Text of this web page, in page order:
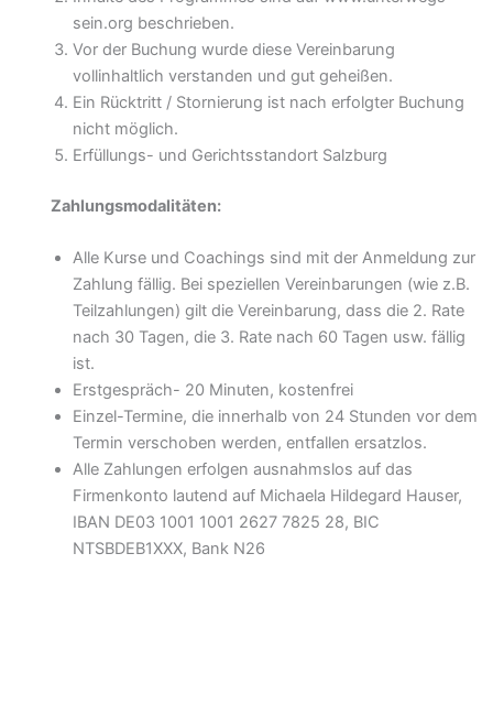
sein.org beschrieben.
Vor der Buchung wurde diese Vereinbarung
vollinhaltlich verstanden und gut geheißen.
Ein Rücktritt / Stornierung ist nach erfolgter Buchung
nicht möglich.
Erfüllungs- und Gerichtsstandort Salzburg
Zahlungsmodalitäten:
Alle Kurse und Coachings sind mit der Anmeldung zur
Zahlung fällig. Bei speziellen Vereinbarungen (wie z.B.
Teilzahlungen) gilt die Vereinbarung, dass die 2. Rate
nach 30 Tagen, die 3. Rate nach 60 Tagen usw. fällig
ist.
Erstgespräch- 20 Minuten, kostenfrei
Einzel-Termine, die innerhalb von 24 Stunden vor dem
Termin verschoben werden, entfallen ersatzlos.
Alle Zahlungen erfolgen ausnahmslos auf das
Firmenkonto lautend auf Michaela Hildegard Hauser,
IBAN DE03 1001 1001 2627 7825 28, BIC
NTSBDEB1XXX, Bank N26